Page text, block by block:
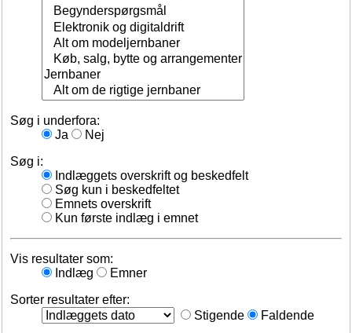
Søg i underfora:
Ja
Nej
Søg i:
Indlæggets overskrift og beskedfelt
Søg kun i beskedfeltet
Emnets overskrift
Kun første indlæg i emnet
Vis resultater som:
Indlæg
Emner
Sorter resultater efter:
Stigende
Faldende